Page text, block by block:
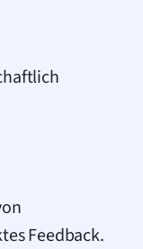
Feedback.